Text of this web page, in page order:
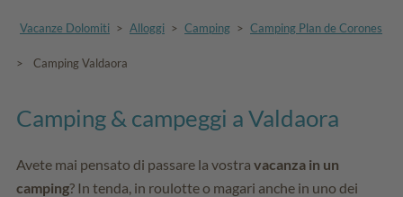
Vacanze Dolomiti > Alloggi > Camping > Camping Plan de Corones
> Camping Valdaora
Camping & campeggi a Valdaora
Avete mai pensato di passare la vostra vacanza in un
camping? In tenda, in roulotte o magari anche in uno dei